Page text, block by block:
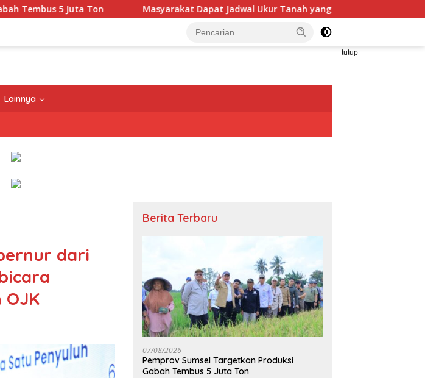
Masyarakat Dapat Jadwal Ukur Tanah yang Lebih Jelas Berkat Layanan Pengukuran
tutup
Lainnya
dari
OJK
Berita Terbaru
07/08/2026
Pemprov Sumsel Targetkan Produksi
Gabah Tembus 5 Juta Ton